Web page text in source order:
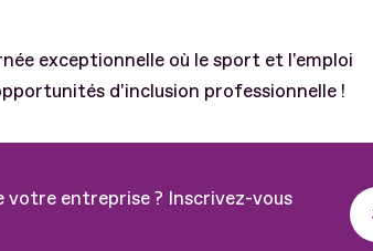
exceptionnelle où le sport et l'emploi
d'inclusion professionnelle !
votre entreprise ? Inscrivez-vous